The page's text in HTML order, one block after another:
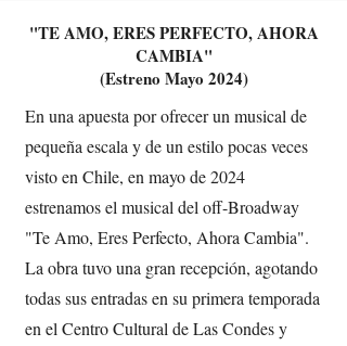
"TE AMO, ERES PERFECTO, AHORA
CAMBIA"
(Estreno Mayo 2024)
En una apuesta por ofrecer un musical de
pequeña escala y de un estilo pocas veces
visto en Chile, en mayo de 2024
estrenamos el musical del off-Broadway
"Te Amo, Eres Perfecto, Ahora Cambia".
La obra tuvo una gran recepción, agotando
todas sus entradas en su primera temporada
en el Centro Cultural de Las Condes y